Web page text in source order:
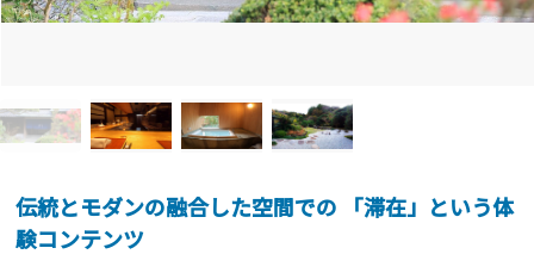
伝統とモダンの融合した空間での 「滞在」という体
験コンテンツ